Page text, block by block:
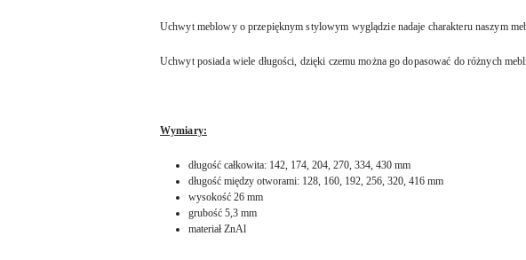
Uchwyt meblowy o przepięknym stylowym wyglądzie nadaje charakteru naszym
Uchwyt posiada wiele długości, dzięki czemu można go dopasować do różnych
Wymiary:
długość całkowita: 142, 174, 204, 270, 334, 430 mm
długość między otworami: 128, 160, 192, 256, 320, 416 mm
wysokość 26 mm
grubość 5,3 mm
materiał ZnAl